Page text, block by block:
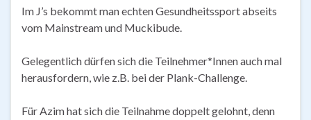
Im J’s bekommt man echten Gesundheitssport abseits
vom Mainstream und Muckibude.
Gelegentlich dürfen sich die Teilnehmer*Innen auch mal
herausfordern, wie z.B. bei der Plank-Challenge.
Für Azim hat sich die Teilnahme doppelt gelohnt, denn